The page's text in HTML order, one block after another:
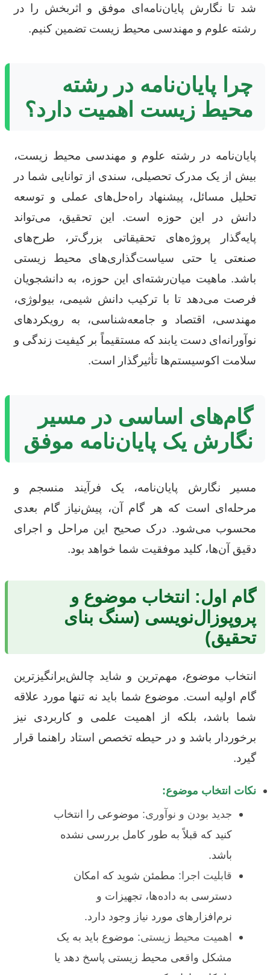
شد تا نگارش پایان‌نامه‌ای موفق و اثربخش را در
رشته علوم و مهندسی محیط زیست تضمین کنیم.
چرا پایان‌نامه در رشته
محیط زیست اهمیت دارد؟
پایان‌نامه در رشته علوم و مهندسی محیط زیست،
بیش از یک مدرک تحصیلی، سندی از توانایی شما در
تحلیل مسائل، پیشنهاد راه‌حل‌های عملی و توسعه
دانش در این حوزه است. این تحقیق، می‌تواند
پایه‌گذار پروژه‌های تحقیقاتی بزرگ‌تر، طرح‌های
صنعتی یا حتی سیاست‌گذاری‌های محیط زیستی
باشد. ماهیت میان‌رشته‌ای این حوزه، به دانشجویان
فرصت می‌دهد تا با ترکیب دانش شیمی، بیولوژی،
مهندسی، اقتصاد و جامعه‌شناسی، به رویکردهای
نوآورانه‌ای دست یابند که مستقیماً بر کیفیت زندگی و
سلامت اکوسیستم‌ها تأثیرگذار است.
گام‌های اساسی در مسیر
نگارش یک پایان‌نامه موفق
مسیر نگارش پایان‌نامه، یک فرآیند منسجم و
مرحله‌ای است که هر گام آن، پیش‌نیاز گام بعدی
محسوب می‌شود. درک صحیح این مراحل و اجرای
دقیق آن‌ها، کلید موفقیت شما خواهد بود.
گام اول: انتخاب موضوع و
پروپوزال‌نویسی (سنگ بنای
تحقیق)
انتخاب موضوع، مهم‌ترین و شاید چالش‌برانگیزترین
گام اولیه است. موضوع شما باید نه تنها مورد علاقه
شما باشد، بلکه از اهمیت علمی و کاربردی نیز
برخوردار باشد و در حیطه تخصص استاد راهنما قرار
گیرد.
نکات انتخاب موضوع:
جدید بودن و نوآوری: موضوعی را انتخاب
کنید که قبلاً به طور کامل بررسی نشده
باشد.
قابلیت اجرا:مطمئن شوید که امکان
دسترسی به داده‌ها، تجهیزات و
نرم‌افزارهای مورد نیاز وجود دارد.
اهمیت محیط زیستی:موضوع باید به یک
مشکل واقعی محیط زیستی پاسخ دهد یا